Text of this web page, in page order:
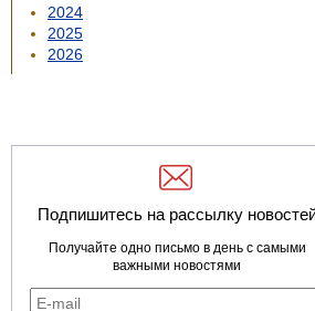
2024
2025
2026
Подпишитесь на рассылку
Получайте одно письмо в день с самыми
важными новостями